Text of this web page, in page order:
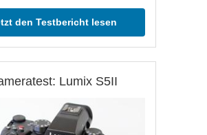
den Testbericht lesen
Lumix S5II